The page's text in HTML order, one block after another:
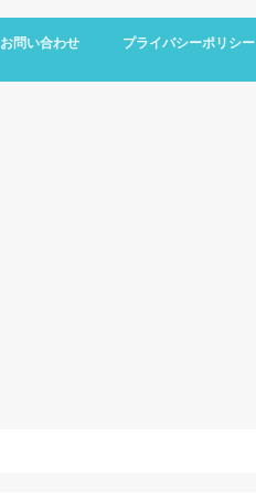
お問い合わせ プライバシーポリシー